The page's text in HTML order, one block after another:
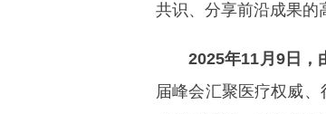
共识、分享前沿成果的
2025年11月9日，
届峰会汇聚医疗权威